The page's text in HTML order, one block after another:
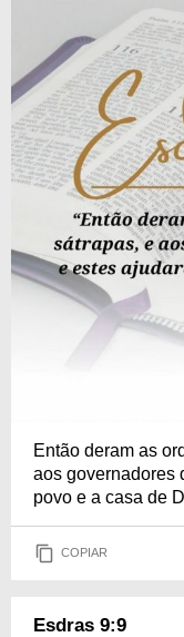
Então deram as
aos governadores
povo e a casa de
COPIAR
Esdras 9:9